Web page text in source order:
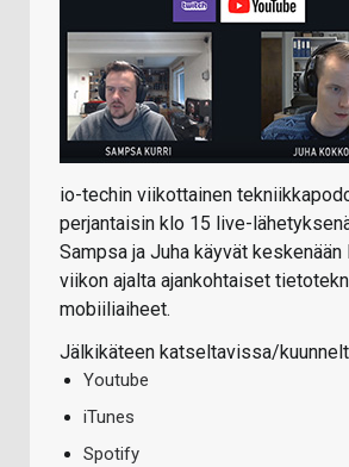
io-techin viikottainen
perjantaisin klo 15 live-
Sampsa ja Juha käyvät keskenään
viikon ajalta ajankohtaiset
mobiiliaiheet.
Jälkikäteen katseltavissa/
Youtube
iTunes
Spotify